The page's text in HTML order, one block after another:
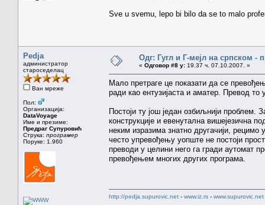
Sve u svemu, lepo bi bilo da se to malo
Pedja
администратор
староседелац
Ван мреже
Пол:
Организација:
DataVoyage
Име и презиме:
Предраг Супуровић
Струка: програмер
Поруке: 1.960
Одг: Гугл и Г-мејл на српском -
« Одговор #8 у: 19.37 ч. 07.10.2007. »
Мало претраге це показати да се
ради као ентузијаста и аматер. Превод то
Постоји ту још један озбиљнији проблем.
конструкције и евенутална вишејезична
неким изразима знатно другачији, рецимо
често упревођењу уопште не постоји
преводи у целини него га гради аутомат
превођењем многих других програма.
http://pedja.supurovic.net - www.iz.rs - www.supurovic.net